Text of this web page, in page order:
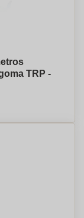
TRP -